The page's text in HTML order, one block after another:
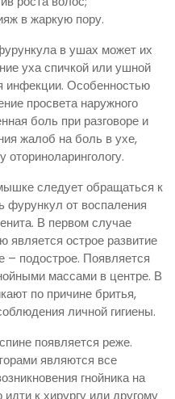
в жаркую пору.
в ушах может их
уха спичкой или ушной
инфекции. Особенностью
просвета наружного
боль при разговоре и
жалоб на боль в ухе,
оториноларингологу.
следует обращаться к
фурункул от воспаления
В первом случае
является острое развитие
– подострое. Появляется
массами в центре. В
по причине бритья,
личной гигиены.
появляется реже.
являются все
гнойника на
к хирургу или другому